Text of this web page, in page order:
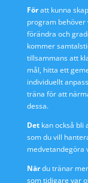
Föratt kunna
program behöver
förändra och
kommer
tillsammans att
mål, hitta ett
individuellt
träna för att
dessa.
Detkan också bli
som du vill
medvetandegöra
Närdu tränar
som tidigare var